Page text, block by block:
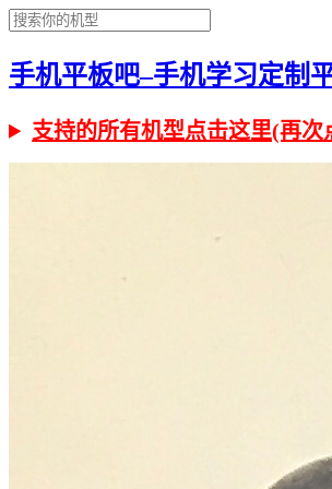
手机平板吧–手机学习定制
支持的所有机型点击这里(再次